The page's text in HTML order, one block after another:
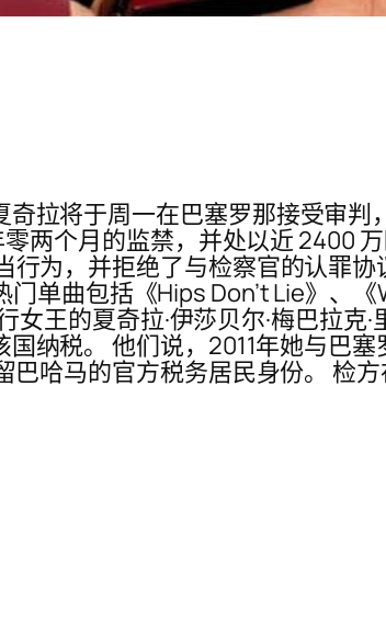
拉将于周一在巴塞罗那接受审判
两个月的监禁，并处以近 2400
为，并拒绝了与检察官的认罪
单曲包括《Hips Don’t Lie》、
王的夏奇拉·伊莎贝尔·梅巴拉克
纳税。 他们说，2011年她与巴
哈马的官方税务居民身份。 检